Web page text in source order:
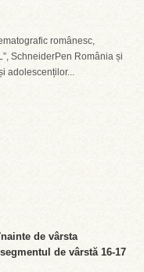
românesc,
SchneiderPen România și
adolescenților...
de vârsta
de vârstă 16-17